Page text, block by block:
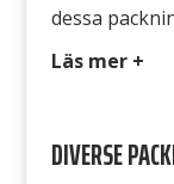
dessa
för höga
Kopparringar
Läs mer +
DIVERSE